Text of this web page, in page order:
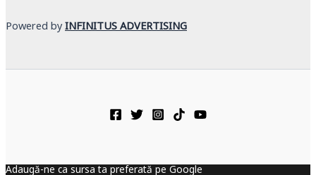
Powered by INFINITUS ADVERTISING
Adaugă-ne ca sursa ta preferată pe Google